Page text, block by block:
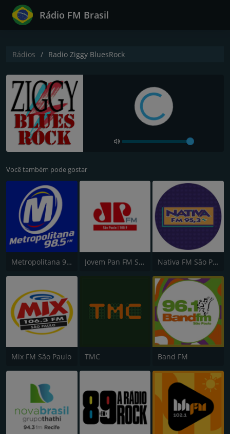
Rádio FM Brasil
Rádios Radio Ziggy BluesRock
Você também pode gostar
Metropolitana 98.5 FM Jovem Pan FM São Paulo Nativa FM São Paulo
Mix FM São Paulo TMC Band FM